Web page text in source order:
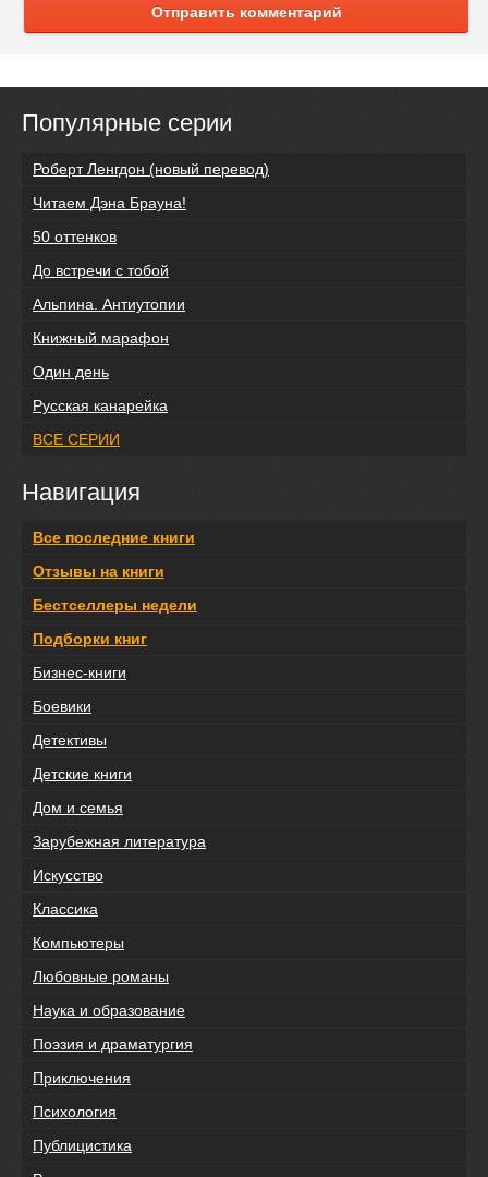
Отправить комментарий
Популярные серии
Роберт Ленгдон (новый перевод)
Читаем Дэна Брауна!
50 оттенков
До встречи с тобой
Альпина. Антиутопии
Книжный марафон
Один день
Русская канарейка
ВСЕ СЕРИИ
Навигация
Все последние книги
Отзывы на книги
Бестселлеры недели
Подборки книг
Бизнес-книги
Боевики
Детективы
Детские книги
Дом и семья
Зарубежная литература
Искусство
Классика
Компьютеры
Любовные романы
Наука и образование
Поэзия и драматургия
Приключения
Психология
Публицистика